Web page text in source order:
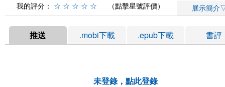
我的評分： ☆ ☆ ☆ ☆ ☆ （點擊星號評價） 展示簡介
推送 .mobi下載 .epub下載 書評
未登錄，點此登錄